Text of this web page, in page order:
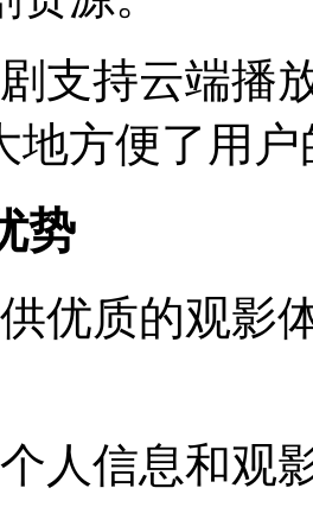
支持云端播
地方便了用
势
优质的观影
人信息和观